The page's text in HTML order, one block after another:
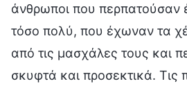
άνθρωποι που
τόσο πολύ, που έχωναν τα
από τις μασχάλες τους και
σκυφτά και προσεκτικά. Τις